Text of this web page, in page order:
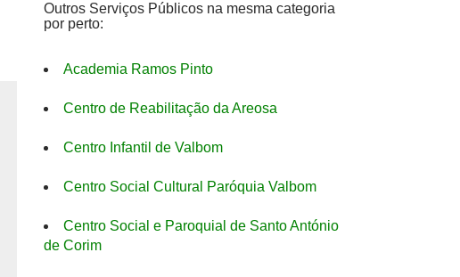
Outros Serviços Públicos na mesma categoria
por perto:
Academia Ramos Pinto
Centro de Reabilitação da Areosa
Centro Infantil de Valbom
Centro Social Cultural Paróquia Valbom
Centro Social e Paroquial de Santo António
de Corim